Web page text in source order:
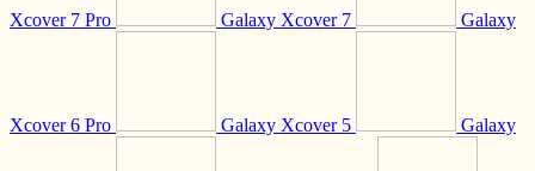
Xcover 7 Pro Galaxy Xcover 7 Galaxy
Xcover 6 Pro Galaxy Xcover 5 Galaxy